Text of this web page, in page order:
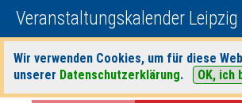
Veranstaltungskalender Leipzig
Wir verwenden Cookies, um für diese
unserer Datenschutzerklärung. OK, ich
Startseite>Veranstaltungen>Suche>